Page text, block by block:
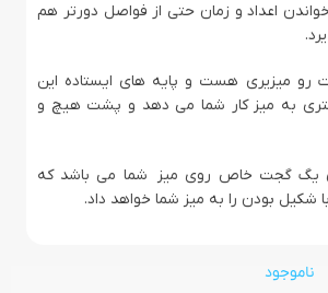
اعداد و زمان حتی از فواصل دورتر هم
رو میزیری هست و پایه های ایستاده این
به میز کار شما می دهد و پشت هیچ و
یگ گجت خاص روی میز شما می باشد که
بودن را به میز شما خواهد داد.
ناموجود